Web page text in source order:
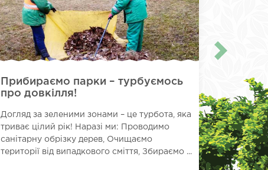
Прибираємо парки – турбуємось
про довкілля!
Догляд за зеленими зонами – це турбота, яка
триває цілий рік! Наразі ми: Проводимо
санітарну обрізку дерев, Очищаємо
території від випадкового сміття, Збираємо ...
району